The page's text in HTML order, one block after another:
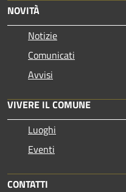
NOVITÀ
Notizie
Comunicati
Avvisi
VIVERE IL COMUNE
Luoghi
Eventi
CONTATTI